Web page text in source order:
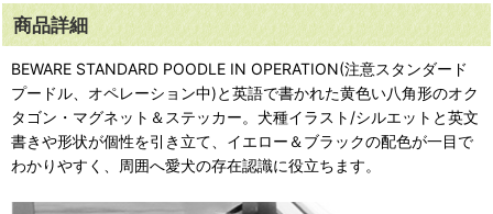
商品詳細
BEWARE STANDARD POODLE IN OPERATION(注意スタンダード
プードル、オペレーション中)と英語で書かれた黄色い八角形のオク
タゴン・マグネット＆ステッカー。犬種イラスト/シルエットと英文
書きや形状が個性を引き立て、イエロー＆ブラックの配色が一目で
わかりやすく、周囲へ愛犬の存在認識に役立ちます。